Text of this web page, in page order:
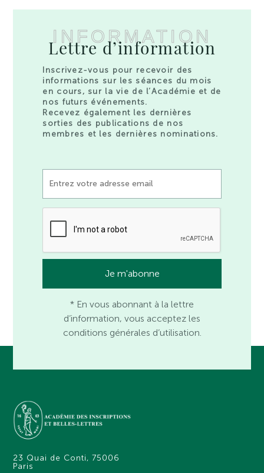
INFORMATION
Lettre d’information
Inscrivez-vous pour recevoir des
informations sur les séances du mois
en cours, sur la vie de l’Académie et de
nos futurs événements.
Recevez également les dernières
sorties des publications de nos
membres et les dernières nominations.
* En vous abonnant à la lettre
d’information, vous acceptez les
conditions générales d’utilisation.
23 Quai de Conti, 75006
Paris